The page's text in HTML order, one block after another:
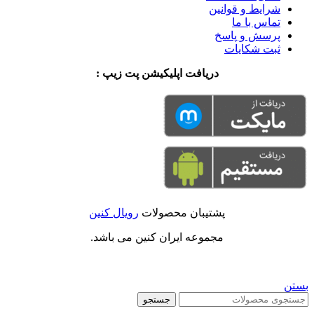
شرایط و قوانین
تماس با ما
پرسش و پاسخ
ثبت شکایات
دریافت اپلیکیشن پت زیپ :
پشتیبان محصولات رویال کنین
مجموعه ایران کنین می باشد.
بستن
جستجو